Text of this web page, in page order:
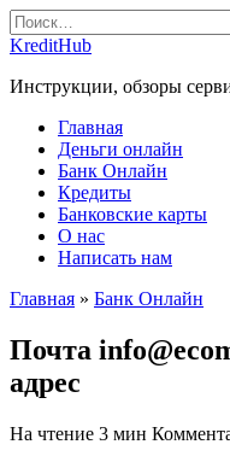
Перейти
к
Search
for:
KreditHub
Инструкции, обзоры
Главная
Деньги онлайн
Банк Онлайн
Кредиты
Банковские карты
О нас
Написать нам
Главная » Банк Онлайн
Почта
адрес
На чтение 3 мин